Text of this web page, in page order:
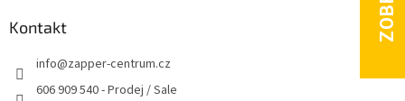
Kontakt
info@zapper-centrum.cz
606 909 540 - Prodej / Sale